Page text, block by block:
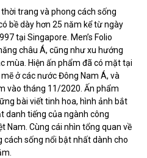
thời trang và phong cách sống
bề dày hơn 25 năm kể từ ngày
tại Singapore. Men’s Folio
châu Á, cũng như xu hướng
mùa. Hiện ấn phẩm đã có mặt tại
ở các nước Đông Nam Á, và
vào tháng 11/2020. Ấn phẩm
bài viết tinh hoa, hình ảnh bắt
danh tiếng của ngành công
Nam. Cùng cái nhìn tổng quan về
sống nổi bật nhất dành cho